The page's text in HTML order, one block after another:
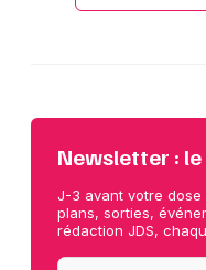
Newsletter :
J-3 avant votre dose
plans, sorties,
rédaction JDS,